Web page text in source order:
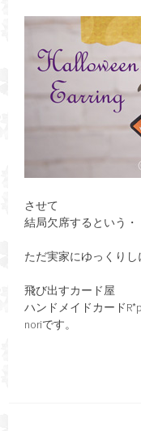
させて
結局欠席するという・
ただ実家にゆっくり
飛び出すカード屋
ハンドメイドカード
noriです。